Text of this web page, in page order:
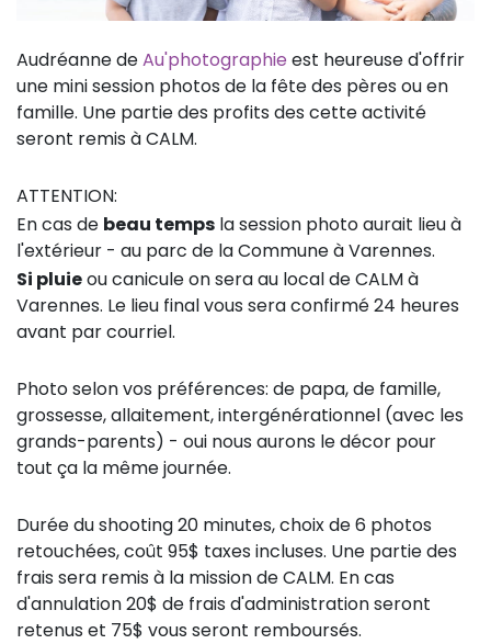
Audréanne deAu'photographie est heureuse d'offrir
une mini session photos de la fête des pères ou en
famille. Une partie des profits des cette activité
seront remis à CALM.
ATTENTION:
En cas de beau temps la session photo aurait lieu à
l'extérieur - au parc de la Commune à Varennes.
Si pluieou canicule on sera au local de CALM à
Varennes. Le lieu final vous sera confirmé 24 heures
avant par courriel.
Photo selon vos préférences: de papa, de famille,
grossesse, allaitement, intergénérationnel (avec les
grands-parents) - oui nous aurons le décor pour
tout ça la même journée.
Durée du shooting 20 minutes, choix de 6 photos
retouchées, coût 95$ taxes incluses. Une partie des
frais sera remis à la mission de CALM. En cas
d'annulation 20$ de frais d'administration seront
retenus et 75$ vous seront remboursés.